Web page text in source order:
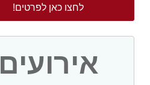
לחצו כאן לפרטים!
אירועים